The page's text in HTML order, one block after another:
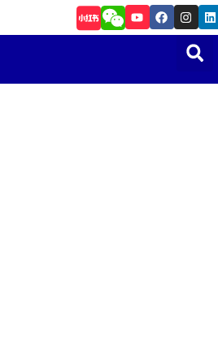
如何把Apple ID更改到其他国家
Y
o
u
e
F
a
c
o
I
n
s
t
a
r
L
i
n
i